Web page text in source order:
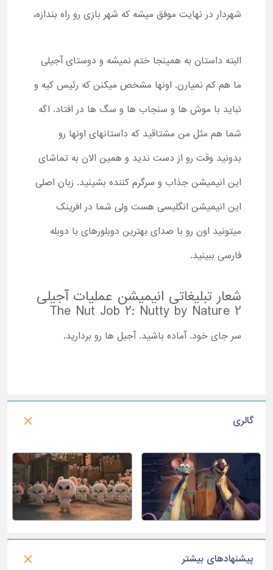
شهردار در نهایت موفق میشه که شهر بازی رو راه بندازه،
البته داستان به همینجا ختم نمیشه و دوستای آجیلی
ما هم کم نمیارن. اونها مشخص میکنن که رئیس کیه و
نباید با موش ها و سنجاب ها و سگ ها در افتاد. اگه
شما هم مثل من مشتاقید که داستانهای اونها رو
بدونید وقت رو از دست ندید و همین الان به تماشای
این انیمیشن جذاب و سرگرم کننده بشینید. زبان اصلی
این انیمیشن انگلیسی هست ولی شما در افرینک
میتونید اون رو با صدای بهترین دوبلورهای با دوبله
فارسی ببینید.
شعار تبلیغاتی انیمیشن عملیات آجیلی
2 The Nut Job 2: Nutty by Nature
سر جای خود. آماده باشید. آجیل ها رو بردارید.
گالری
پیشنهادهای بیشتر